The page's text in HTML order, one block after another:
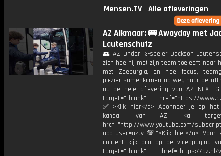
Mensen.TV
Alle afleveringen
AZ Alkmaar: 🚌 Awayday met
Lautenschutz
👥 AZ Onder 13-speler Jackson
zien hoe hij met zijn team toeleeft naar
met Zeeburgia, en hoe focus,
plezier samenkomen op weg naar de
nu de hele aflevering van AZ NEXT
target="_blank" href="https://
✅">Klik hier</a> Abonneer je op het
kanaal van AZ! <a
href="http://www.youtube.com/
add_user=aztv 💯">Klik hier</a> Voor
content kijk dan op de videopagina
target="_blank" href="https://az.nl/